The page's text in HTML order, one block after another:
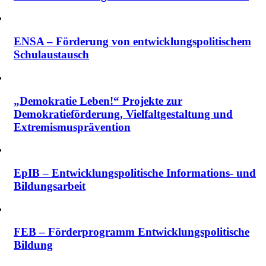
ENSA – Förderung von entwicklungspolitischem
Schulaustausch
„Demokratie Leben!“ Projekte zur
Demokratieförderung, Vielfalt­gestaltung und
Extremismus­prävention
EpIB – Entwicklungspolitische Informations- und
Bildungsarbeit
FEB – Förderprogramm Entwicklungspolitische
Bildung